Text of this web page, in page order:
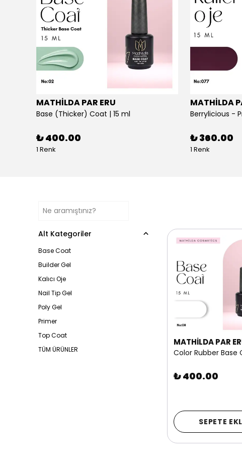
MATHİLDA PAR ERU
Base (Thicker) Coat | 15 ml
₺ 400.00
1 Renk
MATHİLDA
₺ 360.00
1 Renk
Alt Kategoriler
Base Coat
Builder Gel
Kalıcı Oje
Nail Tip Gel
Poly Gel
Primer
Top Coat
TÜM ÜRÜNLER
MATHİLDA PAR
₺ 400.00
SEPETE